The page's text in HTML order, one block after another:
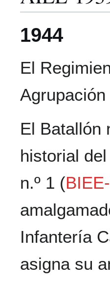
1944
El
El Batallón
historial
n.º 1 (
Infantería
asigna su